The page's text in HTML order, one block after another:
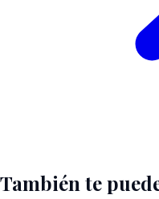
También te